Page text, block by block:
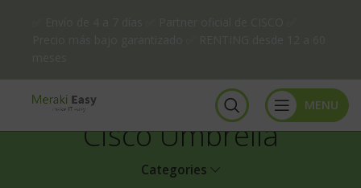
MENU
Cisco Umbrella
Categories